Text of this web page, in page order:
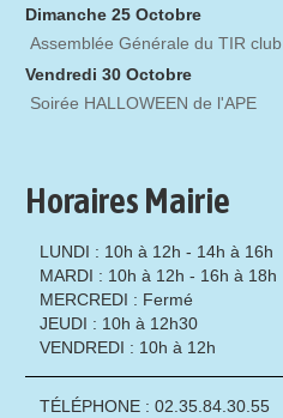
Dimanche 25 Octobre
Assemblée Générale du TIR club
Vendredi 30 Octobre
Soirée HALLOWEEN de l'APE
Horaires Mairie
LUNDI : 10h à 12h - 14h à 16h
MARDI : 10h à 12h - 16h à 18h
MERCREDI : Fermé
JEUDI : 10h à 12h30
VENDREDI : 10h à 12h
TÉLÉPHONE : 02.35.84.30.55